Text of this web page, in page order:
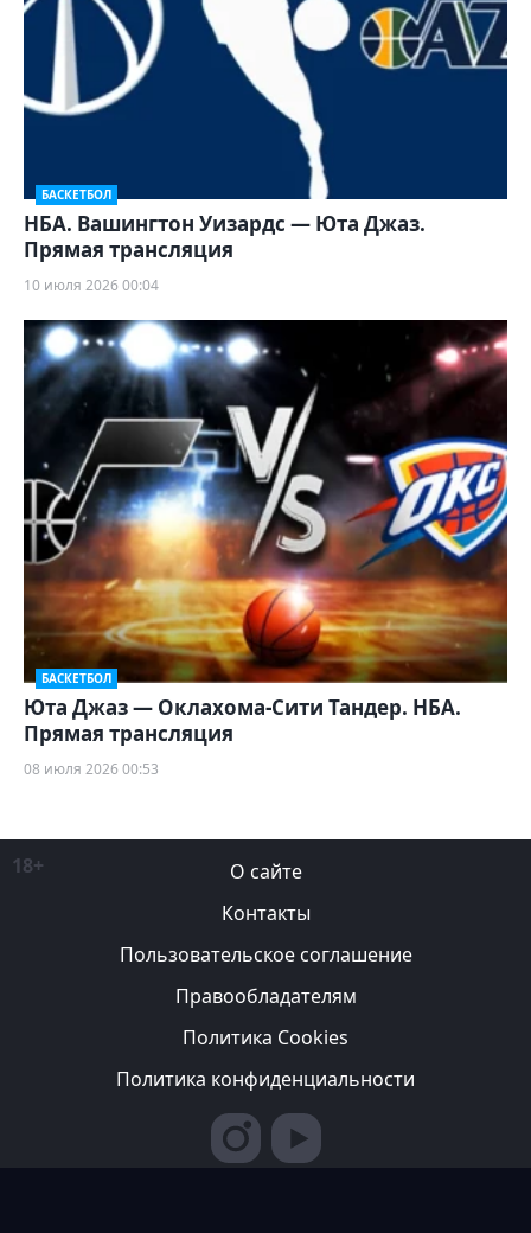
БАСКЕТБОЛ
НБА. Вашингтон Уизардс — Юта Джаз.
Прямая трансляция
10 июля 2026 00:04
БАСКЕТБОЛ
Юта Джаз — Оклахома-Сити Тандер. НБА.
Прямая трансляция
08 июля 2026 00:53
18+
О сайте
Контакты
Пользовательское соглашение
Правообладателям
Политика Cookies
Политика конфиденциальности